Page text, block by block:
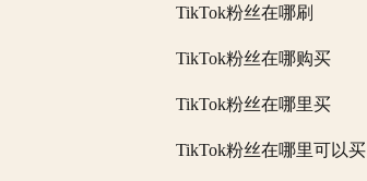
TikTok粉丝在哪刷
TikTok粉丝在哪购买
TikTok粉丝在哪里买
TikTok粉丝在哪里可以买